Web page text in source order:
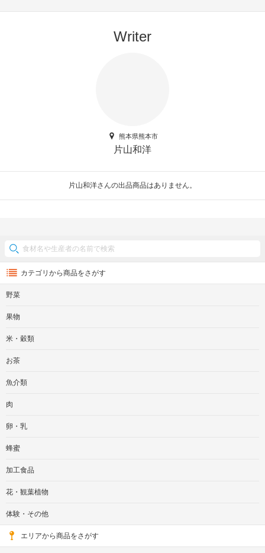
Writer
熊本県熊本市
片山和洋
片山和洋さんの出品商品はありません。
カテゴリから商品をさがす
野菜
果物
米・穀類
お茶
魚介類
肉
卵・乳
蜂蜜
加工食品
花・観葉植物
体験・その他
エリアから商品をさがす